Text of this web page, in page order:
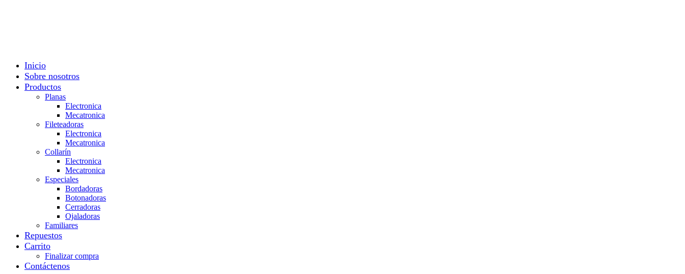
Inicio
Sobre nosotros
Productos
Planas
Electronica
Mecatronica
Fileteadoras
Electronica
Mecatronica
Collarín
Electronica
Mecatronica
Especiales
Bordadoras
Botonadoras
Cerradoras
Ojaladoras
Familiares
Repuestos
Carrito
Finalizar compra
Contáctenos